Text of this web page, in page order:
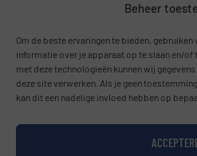
Beheer
Om de beste ervaringen te bieden,
informatie over je apparaat op te slaan en/of
met deze technologieën kunnen wij
deze site verwerken. Als je geen
kan dit een nadelige invloed hebben op
Connect met ons
LINKEDIN
SCHRIJF JE NU IN